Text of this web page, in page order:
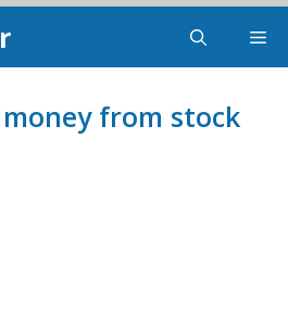
from stock